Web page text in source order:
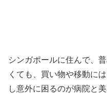
シンガポールに住んで、
くても、買い物や移動に
し意外に困るのが病院と美